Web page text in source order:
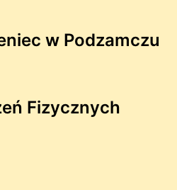
w Podzamczu
Fizycznych